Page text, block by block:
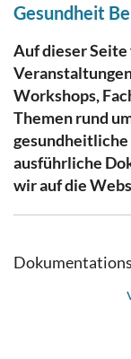
Gesundheit
Auf dieser
Workshops,
Themen rund
gesundheitliche
ausführliche
wir auf die